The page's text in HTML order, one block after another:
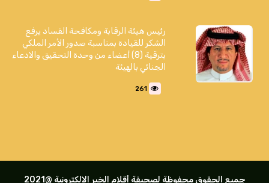
رئيس هيئة الرقابة ومكافحة الفساد يرفع
الشكر للقيادة بمناسبة صدور الأمر الملكي
بترقية (8) أعضاء من وحدة التحقيق والادعاء
الجنائي بالهيئة
261
جميع الحقوق محفوظة لصحيفة أقلام الخبر الإلكترونية @2021